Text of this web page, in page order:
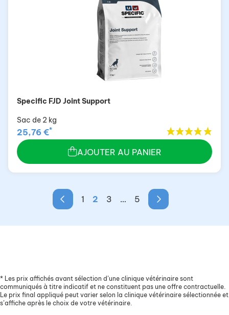
Specific FJD Joint Support
Sac de 2 kg
25,76 €*
AJOUTER AU PANIER
1 2 3 … 5
* Les prix affichés avant sélection d’une clinique vétérinaire sont
communiqués à titre indicatif et ne constituent pas une offre contractuelle.
Le prix final appliqué peut varier selon la clinique vétérinaire sélectionnée et
s’affiche après le choix de votre vétérinaire.